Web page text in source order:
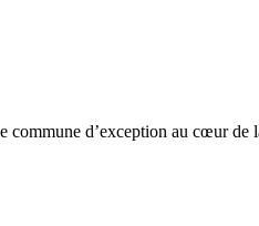
d’exception au cœur de